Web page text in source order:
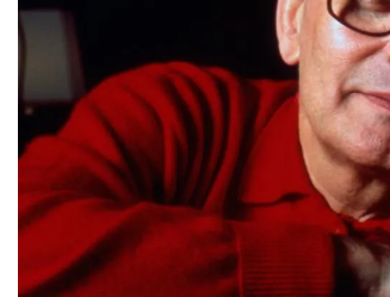
EVENTI
VIDEO
TV
PRINCIPATO